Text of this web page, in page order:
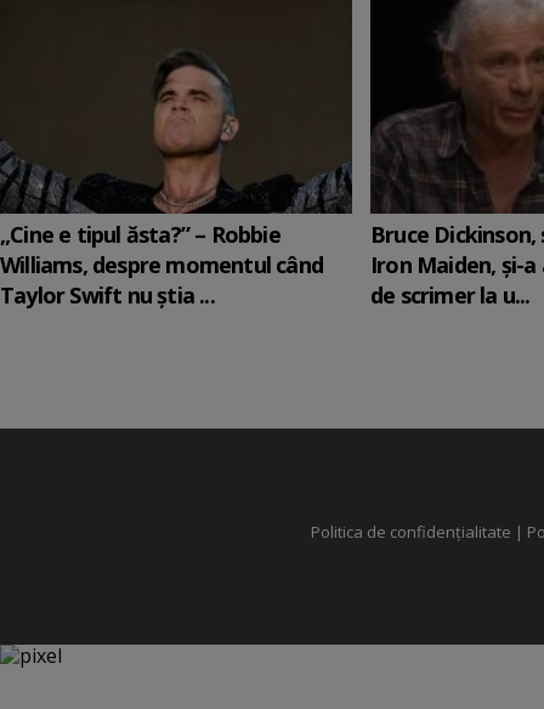
„Cine e tipul ăsta?” – Robbie
Williams, despre momentul când
Taylor Swift nu știa ...
Bruce
Iron Maiden, şi-
de scrimer la u...
Politica de confidențialitate |